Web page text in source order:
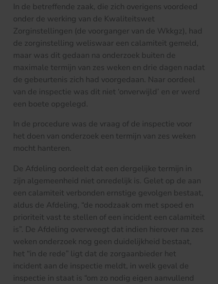
In de betreffende zaak, die zich overigens voordeed
onder de werking van de Kwaliteitswet
Zorginstellingen (de voorganger van de Wkkgz), had
de zorginstelling weliswaar een calamiteit gemeld,
maar was dit gedaan na onderzoek buiten de
maximale termijn van zes weken en drie dagen nadat
de gebeurtenis zich had voorgedaan. Naar oordeel
van de inspectie was dit niet ‘onverwijld’ en er werd
een boete opgelegd.
In de procedure was de vraag of de inspectie voor
het doen van onderzoek een termijn van zes weken
mocht hanteren.
De Afdeling oordeelt dat een dergelijke termijn in
zijn algemeenheid niet onredelijk is. Gelet op de aan
een calamiteit verbonden ernstige gevolgen bestaat,
aldus de Afdeling, “de noodzaak om met spoed en
prioriteit vast te stellen of een incident een calamiteit
is”. De Afdeling overweegt dat indien hierover na zes
weken onderzoek nog geen duidelijkheid bestaat,
het “in de rede” ligt dat de zorgaanbieder het
incident aan de inspectie meldt, in welk geval de
inspectie in staat is “om zo nodig eigen aanvullend